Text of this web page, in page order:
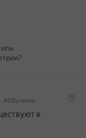
#Обучение
в